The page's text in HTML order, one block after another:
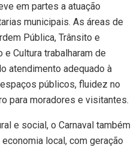
em partes a atuação
municipais. As áreas de
Pública, Trânsito e
Cultura trabalharam de
atendimento adequado à
públicos, fluidez no
para moradores e visitantes.
e social, o Carnaval também
local, com geração